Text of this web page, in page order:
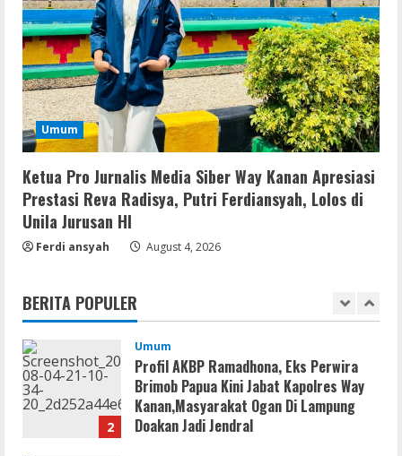
Umum
Ketua Pro Jurnalis Media Siber Way Kanan Apresiasi
Prestasi Reva Radisya, Putri Ferdiansyah, Lolos di
Unila Jurusan HI
Ferdi ansyah August 4, 2026
BERITA POPULER
4
Ilegal Diminta Bangun Tiang Mandiri
August 3, 2026
Umum
Marak WiFi Ilegal Numpang Tiang PLN di
Buay Bahuga dan Way Tuba, Ancam
Keselamatan Warga
Umum
Profil AKBP Ramadhona, Eks Perwira
Kanan
Umum
Brimob Papua Kini Jabat Kapolres Way
Kanan,Masyarakat Ogan Di Lampung
Doakan Jadi Jendral
August 4, 2026
Umum